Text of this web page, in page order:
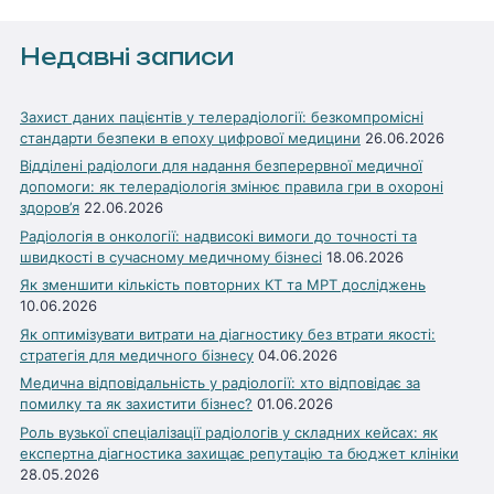
Недавні записи
Захист даних пацієнтів у телерадіології: безкомпромісні
стандарти безпеки в епоху цифрової медицини 26.06.2026
Відділені радіологи для надання безперервної медичної
допомоги: як телерадіологія змінює правила гри в охороні
здоров’я 22.06.2026
Радіологія в онкології: надвисокі вимоги до точності та
швидкості в сучасному медичному бізнесі 18.06.2026
Як зменшити кількість повторних КТ та МРТ досліджень
10.06.2026
Як оптимізувати витрати на діагностику без втрати якості:
стратегія для медичного бізнесу 04.06.2026
Медична відповідальність у радіології: хто відповідає за
помилку та як захистити бізнес? 01.06.2026
Роль вузької спеціалізації радіологів у складних кейсах: як
експертна діагностика захищає репутацію та бюджет клініки
28.05.2026